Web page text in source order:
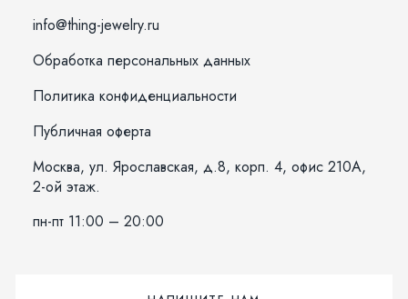
info@thing-jewelry.ru
Обработка персональных данных
Политика конфиденциальности
Публичная оферта
Москва, ул. Ярославская, д.8, корп. 4, офис 210А,
2-ой этаж.
пн-пт 11:00 – 20:00